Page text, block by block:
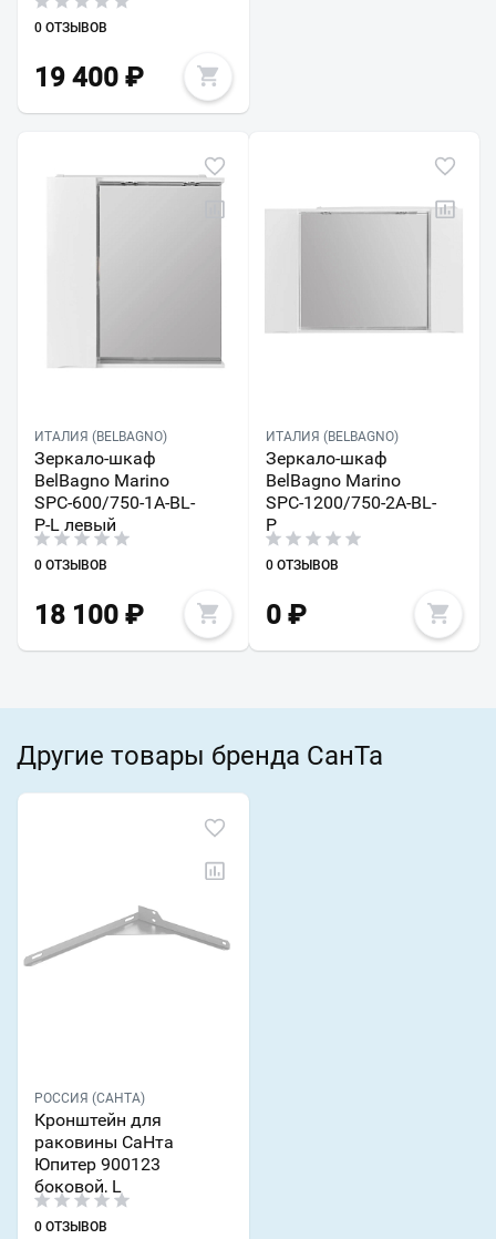
0 ОТЗЫВОВ
19 400 ₽
ИТАЛИЯ (BELBAGNO)
Зеркало-шкаф
BelBagno Marino
SPC-600/750-1A-BL-
P-L левый
0 ОТЗЫВОВ
18 100 ₽
ИТАЛИЯ (BELBAGNO)
Зеркало-шкаф
BelBagno Marino
SPC-1200/750-2A-BL-
P
0 ОТЗЫВОВ
0₽
Другие товары бренда СанТа
РОССИЯ (САНТА)
Кронштейн для
раковины СаНта
Юпитер 900123
боковой, L
0 ОТЗЫВОВ